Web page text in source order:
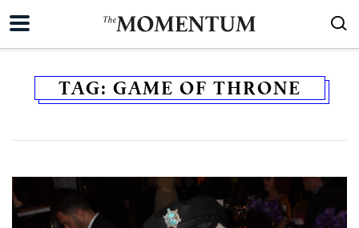
TAG: GAME OF THRONE